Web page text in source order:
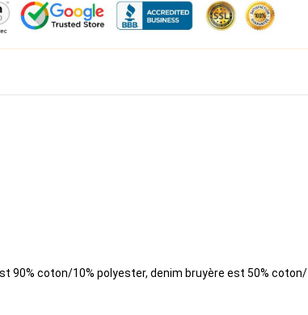
90% coton/10% polyester, denim bruyère est 50% coton/